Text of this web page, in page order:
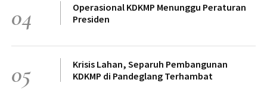
04
Operasional KDKMP Menunggu Peraturan
Presiden
05
Krisis Lahan, Separuh Pembangunan
KDKMP di Pandeglang Terhambat